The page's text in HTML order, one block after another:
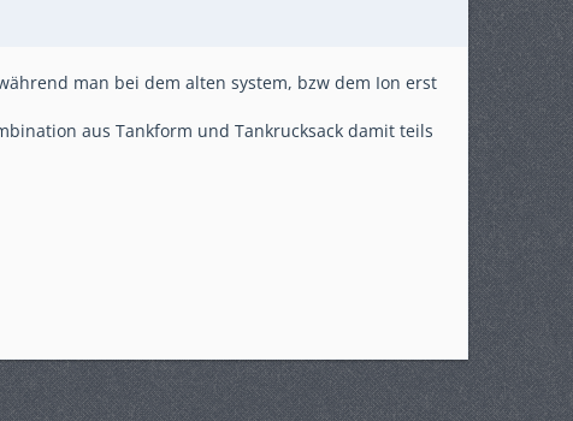
man bei dem alten system, bzw dem Ion erst
aus Tankform und Tankrucksack damit teils